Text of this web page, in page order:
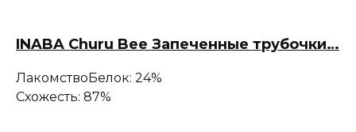
INABA Churu Bee Запеченные трубочки…
ЛакомствоБелок: 24%
Схожесть: 87%